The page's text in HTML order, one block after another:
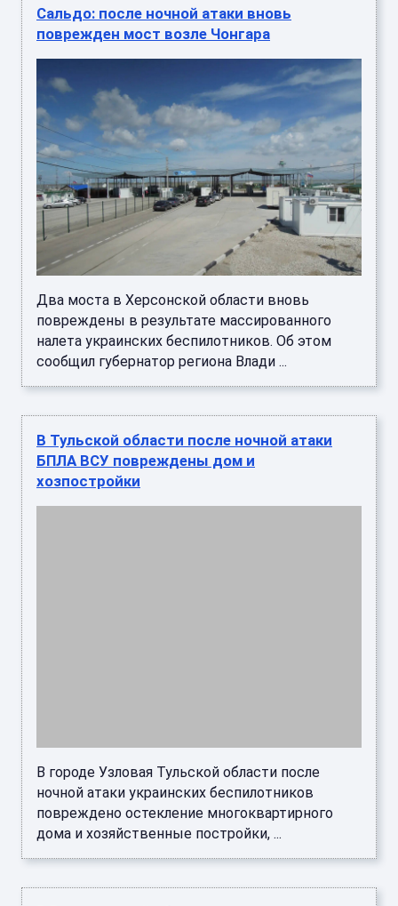
Сальдо: после ночной атаки вновь
поврежден мост возле Чонгара
Два моста в Херсонской области вновь
повреждены в результате массированного
налета украинских беспилотников. Об этом
сообщил губернатор региона Влади ...
В Тульской области после ночной атаки
БПЛА ВСУ повреждены дом и
хозпостройки
повреждено остекление многоквартирного
дома и хозяйственные постройки, ...